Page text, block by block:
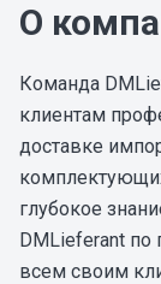
О
Команда
клиентам
доставке
глубокое
DMLieferant по
всем своим